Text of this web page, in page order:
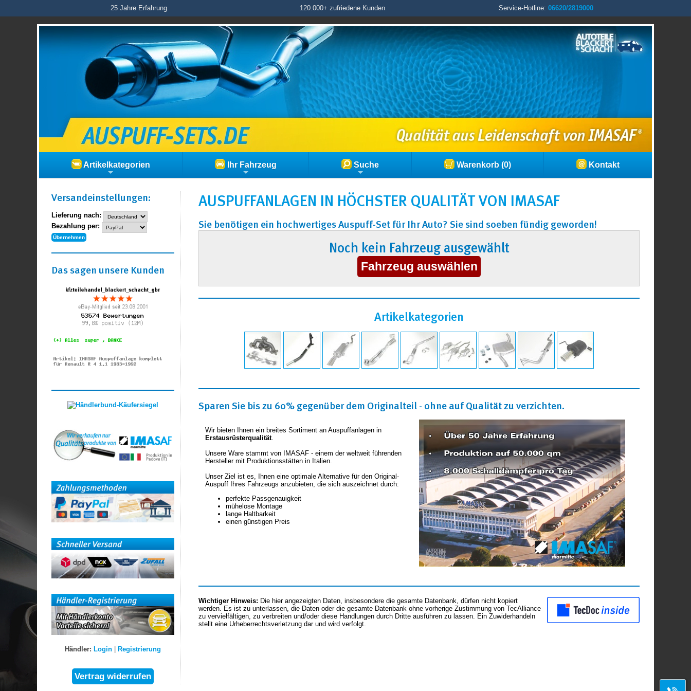
25 Jahre Erfahrung 120.000+ zufriedene Kunden Service-Hotline: 06620/2819000
Artikelkategorien Ihr Fahrzeug Suche Warenkorb (0) Kontakt
AUSPUFFANLAGEN IN HÖCHSTER QUALITÄT VON IMASAF
Sie benötigen ein hochwertiges Auspuff-Set für Ihr Auto? Sie sind soeben fündig geworden!
Noch kein Fahrzeug ausgewählt
Artikelkategorien
Sparen Sie bis zu 60% gegenüber dem Originalteil - ohne auf Qualität zu verzichten.
Wir bieten Ihnen ein breites Sortiment an Auspuffanlagen in
Erstausrüsterqualität.
Unsere Ware stammt von IMASAF - einem der weltweit führenden
Hersteller mit Produktionsstätten in Italien.
Unser Ziel ist es, Ihnen eine optimale Alternative für den Original-
Auspuff Ihres Fahrzeugs anzubieten, die sich auszeichnet durch:
perfekte Passgenauigkeit
mühelose Montage
lange Haltbarkeit
einen günstigen Preis
Wichtiger Hinweis: Die hier angezeigten Daten, insbesondere die gesamte Datenbank, dürfen nicht kopiert
werden. Es ist zu unterlassen, die Daten oder die gesamte Datenbank ohne vorherige Zustimmung von TecAlliance
zu vervielfältigen, zu verbreiten und/oder diese Handlungen durch Dritte ausführen zu lassen. Ein Zuwiderhandeln
stellt eine Urheberrechtsverletzung dar und wird verfolgt.
Versand­einstellungen:
Lieferung nach:
Bezahlung per:
Das sagen unsere Kunden
Händler: Login| Registrierung